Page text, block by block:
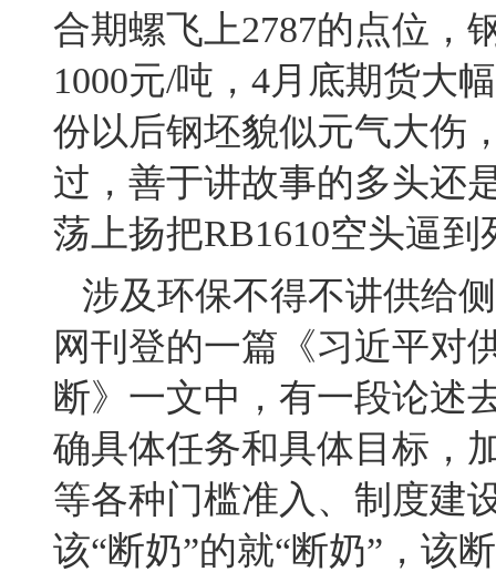
合期螺飞上2787的点位，
1000元/吨，4月底期货大
份以后钢坯貌似元气大伤
过，善于讲故事的多头还
荡上扬把RB1610空头逼到
涉及环保不得不讲供给
网刊登的一篇《习近平对
断》一文中，有一段论述
确具体任务和具体目标，
等各种门槛准入、制度建
该“断奶”的就“断奶”，该